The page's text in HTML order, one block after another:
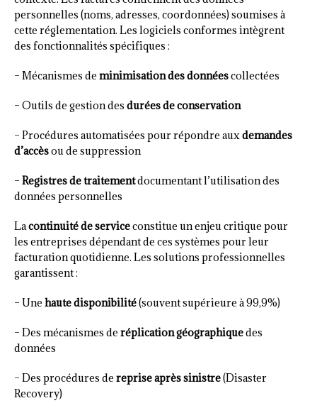
personnelles (noms, adresses, coordonnées) soumises à
cette réglementation. Les logiciels conformes intègrent
des fonctionnalités spécifiques :
– Mécanismes de minimisation des donnéescollectées
– Outils de gestion des durées de conservation
– Procédures automatisées pour répondre auxdemandes
d’accèsou de suppression
– Registres de traitementdocumentant l’utilisation des
données personnelles
Lacontinuité de serviceconstitue un enjeu critique pour
les entreprises dépendant de ces systèmes pour leur
facturation quotidienne. Les solutions professionnelles
garantissent :
– Une haute disponibilité(souvent supérieure à 99,9%)
– Des mécanismes de réplication géographiquedes
données
– Des procédures de reprise après sinistre(Disaster
Recovery)